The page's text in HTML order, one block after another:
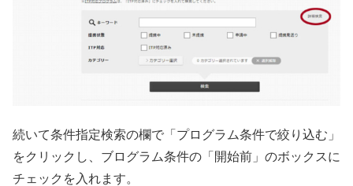
続いて条件指定検索の欄で「プログラム条件で絞り込む」
をクリックし、ブログラム条件の「開始前」のボックスに
チェックを入れます。